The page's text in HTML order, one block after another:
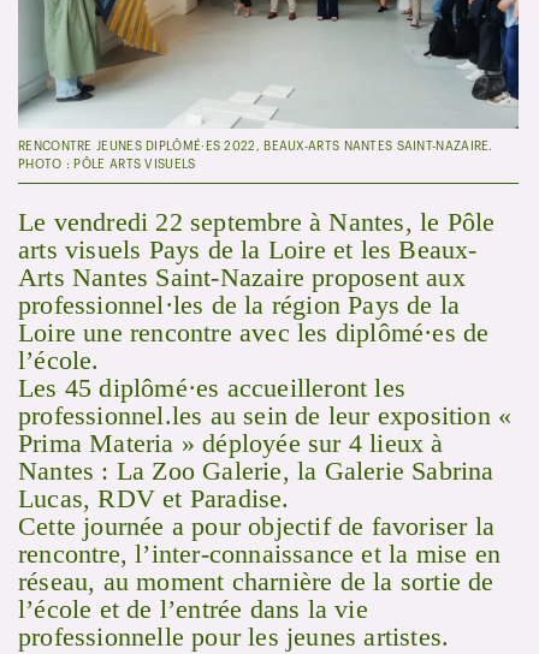
RENCONTRE JEUNES DIPLÔMÉ·ES 2022, BEAUX-ARTS NANTES SAINT-NAZAIRE.
PHOTO : PÔLE ARTS VISUELS
Le vendredi 22 septembre à Nantes, le Pôle
arts visuels Pays de la Loire et les Beaux-
Arts Nantes Saint-Nazaire proposent aux
professionnel·les de la région Pays de la
Loire une rencontre avec les diplômé·es de
l’école.
Les 45 diplômé·es accueilleront les
professionnel.les au sein de leur exposition «
Prima Materia » déployée sur 4 lieux à
Nantes : La Zoo Galerie, la Galerie Sabrina
Lucas, RDV et Paradise.
Cette journée a pour objectif de favoriser la
rencontre, l’inter-connaissance et la mise en
réseau, au moment charnière de la sortie de
l’école et de l’entrée dans la vie
professionnelle pour les jeunes artistes.